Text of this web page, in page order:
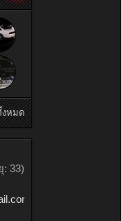
งหมด
: 33)